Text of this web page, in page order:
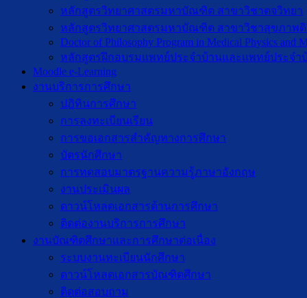
หลักสูตรวิทยาศาสตรมหาบัณฑิต สาขาวิชาตจวิทยา
หลักสูตรวิทยาศาสตรมหาบัณฑิต สาขาวิชาสุขภาพดิ
Doctor of Philosophy Program in Medical Physics and
หลักสูตรฝึกอบรมแพทย์ประจำบ้านและแพทย์ประจำ
Moodle e-Learning
งานบริการการศึกษา
ปฎิทินการศึกษา
การลงทะเบียนเรียน
การขอเอกสารสำคัญทางการศึกษา
บัตรนักศึกษา
การทดสอบมาตรฐานความรู้ภาษาอังกฤษ
งานประเมินผล
ดาวน์โหลดเอกสารด้านการศึกษา
ติดต่องานบริการการศึกษา
งานบัณฑิตศึกษาเเละการศึกษาต่อเนื่อง
ระบบงานทะเบียนนักศึกษา
ดาวน์โหลดเอกสารบัณฑิตศึกษา
ติดต่อสอบถาม